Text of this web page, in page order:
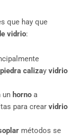
que hay que
vidrio:
piedra calizay vidrio
un hornoa
para crear vidrio
métodos se